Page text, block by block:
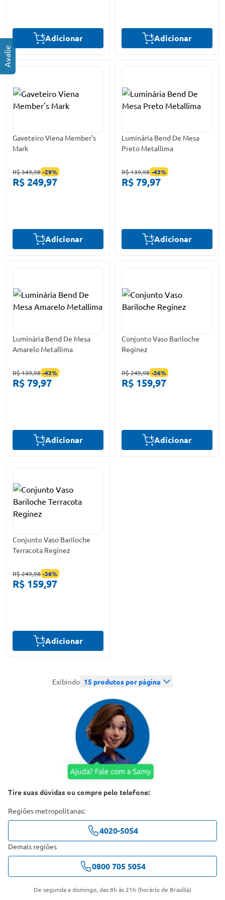
Adicionar Adicionar
Gaveteiro Viena Member's
Mark
R$ 349,98 -29%
R$ 249,97
Adicionar
Luminária Bend De Mesa
Preto Metallima
R$ 139,98 -43%
R$ 79,97
Adicionar
Luminária Bend De Mesa
Amarelo Metallima
R$ 139,98 -43%
R$ 79,97
Adicionar
Conjunto Vaso Bariloche
Reginez
R$ 249,98 -36%
R$ 159,97
Adicionar
Conjunto Vaso Bariloche
Terracota Reginez
R$ 249,98 -36%
R$ 159,97
Adicionar
Exibindo 15 produtos por página
Tire suas dúvidas ou compre pelo telefone:
Regiões metropolitanas:
4020-5054
Demais regiões
0800 705 5054
De segunda a domingo, das 8h às 21h (horário de Brasília)